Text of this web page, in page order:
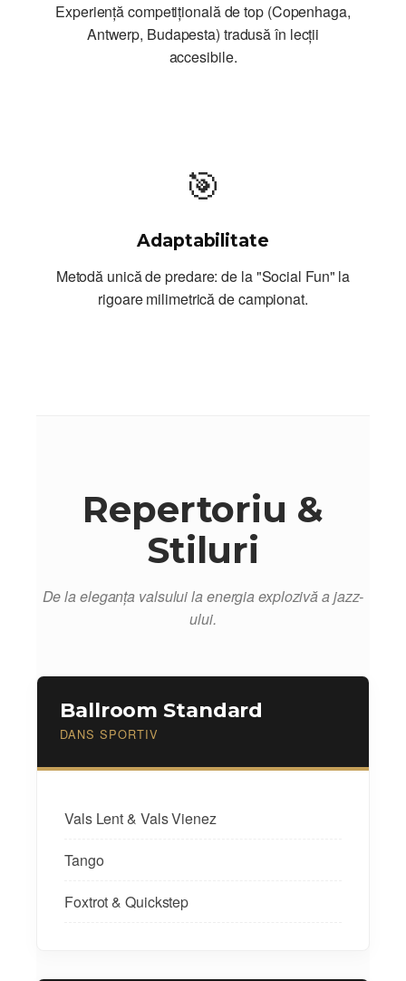
Experiență competițională de top (Copenhaga,
Antwerp, Budapesta) tradusă în lecții
accesibile.
🎯
Adaptabilitate
Metodă unică de predare: de la "Social Fun" la
rigoare milimetrică de campionat.
Repertoriu &
Stiluri
De la eleganța valsului la energia explozivă a jazz-
ului.
Ballroom Standard
DANS SPORTIV
Vals Lent & Vals Vienez
Tango
Foxtrot & Quickstep